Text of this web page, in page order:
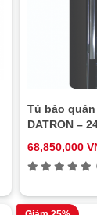
Tủ bảo
DATRON –
68,850,000